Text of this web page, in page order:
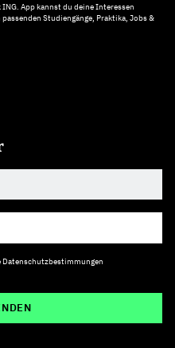
App kannst du deine Interessen
Studiengänge, Praktika, Jobs &
Datenschutzbestimmungen